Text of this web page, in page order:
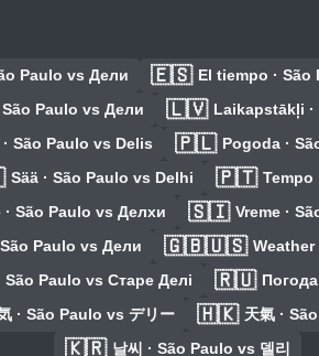
Paulo vs Дели 🇪🇸 El tiempo ·
São Paulo vs Дели 🇱🇻 Laikapstākļi
São Paulo vs Delis 🇵🇱 Pogoda ·
Sää · São Paulo vs Delhi 🇵🇹 Tempo
· São Paulo vs Делхи 🇸🇮 Vreme ·
Paulo vs Дели 🇬🇧🇺🇸 Weather
São Paulo vs Старе Делі 🇷🇺
· São Paulo vs デリー 🇭🇰 天氣 ·
🇰🇷 날씨 · São Paulo vs 델리